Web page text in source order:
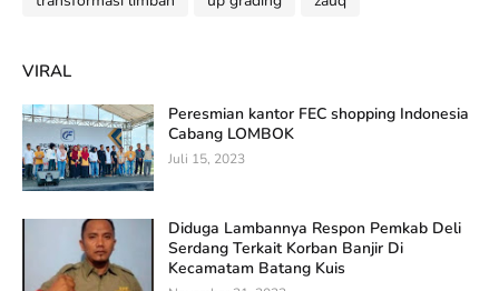
VIRAL
Peresmian kantor FEC shopping Indonesia
Cabang LOMBOK
Juli 15, 2023
Diduga Lambannya Respon Pemkab Deli
Serdang Terkait Korban Banjir Di
Kecamatam Batang Kuis